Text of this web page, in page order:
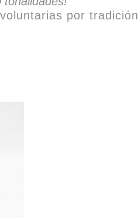
por tradición